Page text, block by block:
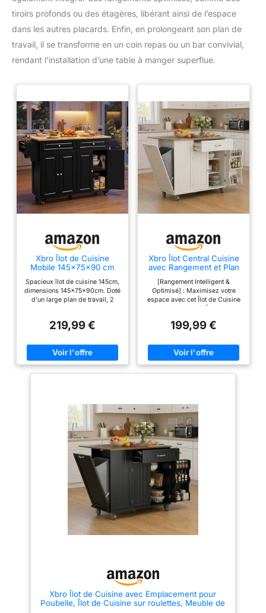
tiroirs profonds ou des étagères, libérant ainsi de l’espace
dans les autres placards. Enfin, en prolongeant son plan de
travail, il se transforme en un coin repas ou un bar convivial,
rendant l’installation d’une table à manger superflue.
Xbro Îlot de Cuisine
Mobile 145x75x90 cm
avec Tiroirs et Armoires,
Plan de Travail en Bois,
Meuble de Rangement
(Noir)
Spacieux îlot de cuisine 145cm,
dimensions 145x75x90cm. Doté
d'un large plan de travail, 2
pour vaisselle, épices et
logements Excellente mobilité
avec 4 roues pivotantes
verrouillables, déplacement
portée de main Structure solide
en MDF haut de gamme avec
revêtement UV aqueux.
Conforme aux normes
européennes et certification
TSCA, faible émission de
formaldéhyde, utilisation sûre
au quotidien Design moderne
en finition blanche mate,
s'accorde avec style
scandinave, rustique et déco
contemporaine. Peut servir d'îlot
central, desserte ou bar mobile
polyvalent Montage simple
219,99 €
Xbro Îlot Central Cuisine
avec Rangement et Plan
de Travail, Emplacement
pour Poubelle, Meuble
de Cuisine avec Plan de
Travail Rabattable, Porte-
Serviettes, 113 x 51 x 90
cm, Blanc
[Rangement Intelligent &
Optimisé] : Maximisez votre
espace avec cet Îlot de Cuisine
ultra-pratique. Cet Îlot Central
portes fonctionnelles ouvrant
spacieux avec étagère
intérieure réglable. Doté d’un
tiroir à ouverture fluide, d’un
portée de main et parfaitement
organisés. [Plan de Travail
Pliable & Coins Arrondis
Sécurisés] : Gagnez de la place
en un instant avec cet Îlot de
Cuisine multifonction. Son
plateau extensible en bois,
soutenu par une structure
métallique robuste, se déploie
facilement pour agrandir votre
espace de préparation des
repas puis se replie lorsqu’il
n’est pas utilisé afin d’optimiser
sans odeurs grâce à cet Îlot de
Cet Îlot Central de Cuisine
dissimule intelligemment une
199,99 €
Xbro Îlot de Cuisine avec Emplacement pour
Poubelle, Îlot de Cuisine sur roulettes, Meuble de